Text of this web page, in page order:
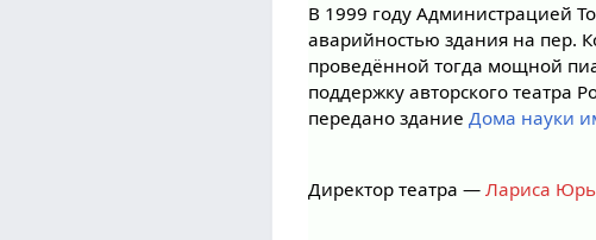
В 1999 году Администрацией
аварийностью здания на пер.
проведённой тогда мощной
поддержку авторского театра
передано зданиеДома науки
Директор театра —Лариса